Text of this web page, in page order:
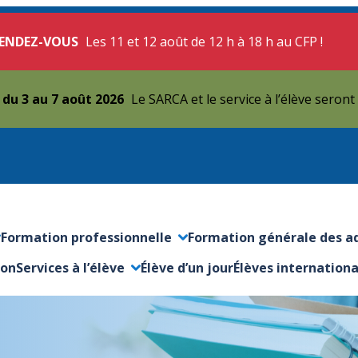
VOUS Les 11 et 12 août de 12 h à 18 h au CFP !
3 au 7 août 2026 Le SARCA et le service à l’élève
le sous-menu
Formation professionnelle
Ouvrir/Fermer le sous-menu Formation générale des
Ouvrir/Fermer le sous-
Services à l’élève
Ouvrir/Fermer le sous-menu
Élève d’un jourÉlèves